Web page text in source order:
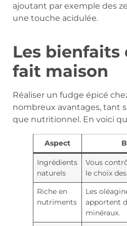
ajoutant par exemple des
une touche acidulée.
Les bienfaits
fait maison
Réaliser un fudge épicé
nombreux avantages, tant
que nutritionnel. En voici
Aspect
Ingrédients
naturels
Vous
le choix
Riche en
nutriments
Les
apportent
minéraux.